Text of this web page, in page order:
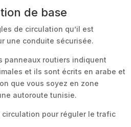
de base
de circulation qu’il est
une conduite sécurisée.
panneaux routiers indiquent
et ils sont écrits en arabe et
que vous soyez en zone
autoroute tunisie.
pour réguler le trafic